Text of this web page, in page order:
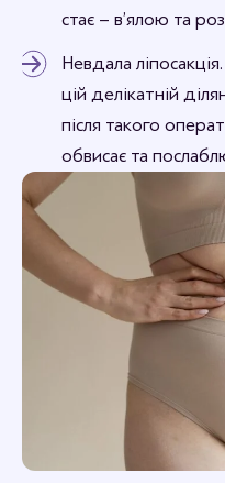
стає – в’ялою та
Невдала
цій делікатній
після такого
обвисає та